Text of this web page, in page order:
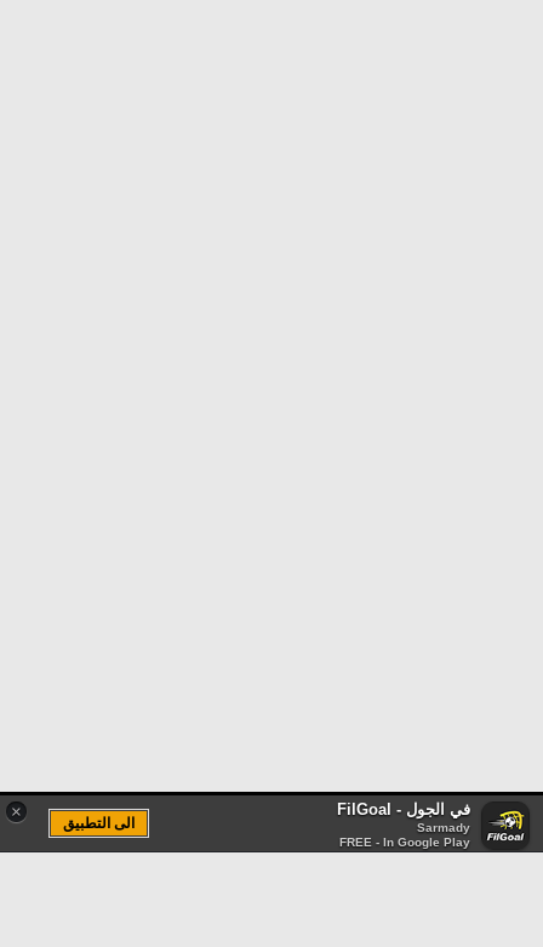
× في الجول - FilGoal
Sarmady
FREE - In Google Play
الى التطبيق